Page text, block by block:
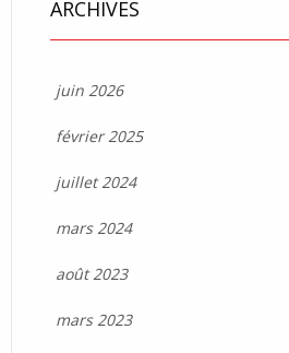
ARCHIVES
juin 2026
février 2025
juillet 2024
mars 2024
août 2023
mars 2023